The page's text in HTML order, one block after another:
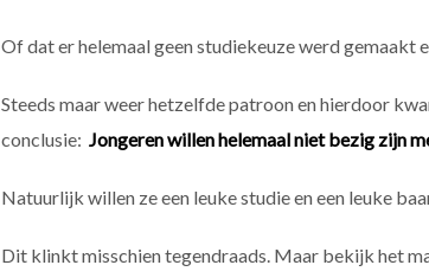
Of dat er helemaal geen studiekeuze werd gemaakt
Steeds maar weer hetzelfde patroon en hierdoor
conclusie: Jongeren willen helemaal niet bezig zijn
Natuurlijk willen ze een leuke studie en een leuke
Dit klinkt misschien tegendraads. Maar bekijk het